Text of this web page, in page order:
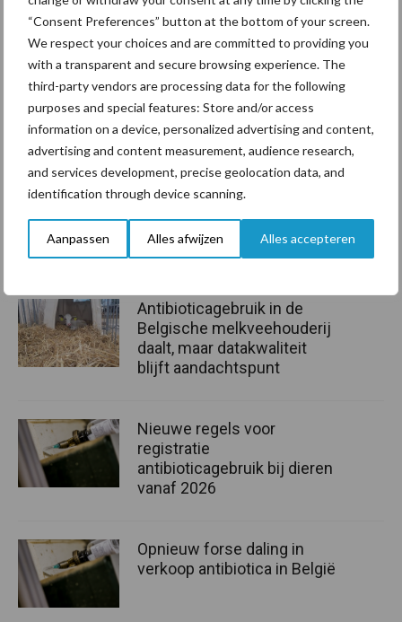
“Consent Preferences” button at the bottom of your screen.
We respect your choices and are committed to providing you
with a transparent and secure browsing experience. The
third-party vendors are processing data for the following
purposes and special features: Store and/or access
information on a device, personalized advertising and content,
advertising and content measurement, audience research,
and services development, precise geolocation data, and
identification through device scanning.
Aanpassen Alles afwijzen Alles accepteren
bemesting Diergezondheid
Toon meer
Gerelateerde artikelen
antibioticareductie
Antibioticagebruik in de
Belgische melkveehouderij
daalt, maar datakwaliteit
blijft aandachtspunt
Nieuwe regels voor
registratie
antibioticagebruik bij dieren
vanaf 2026
Opnieuw forse daling in
verkoop antibiotica in België